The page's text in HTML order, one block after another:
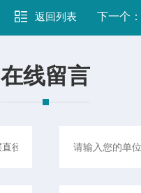
返回列表 下一个：
在线留言